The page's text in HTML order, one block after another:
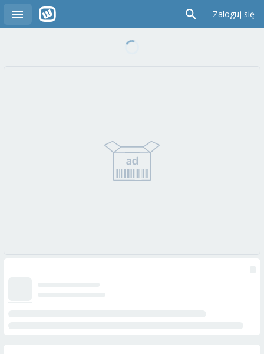
Zaloguj się